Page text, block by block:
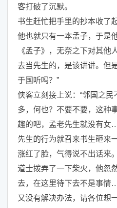
客打破了沉默。
书生赶忙把手里的抄本收了
他也就只有一本孟子，于是
《孟子》，无奈之下对其他
去当先生的，是该讲讲。但
于国听吗？”
侠客立刻接上说：“邻国之民
多，何也？不要不要，这种
趣的吧，孟老先生就没有
先生的行为就召来书生砸来
涨红了脸，气得说不出话来。
道士拨弄了一下柴火，他忽
去，在这里待下去不是事情
又没有解决办法，请各位想